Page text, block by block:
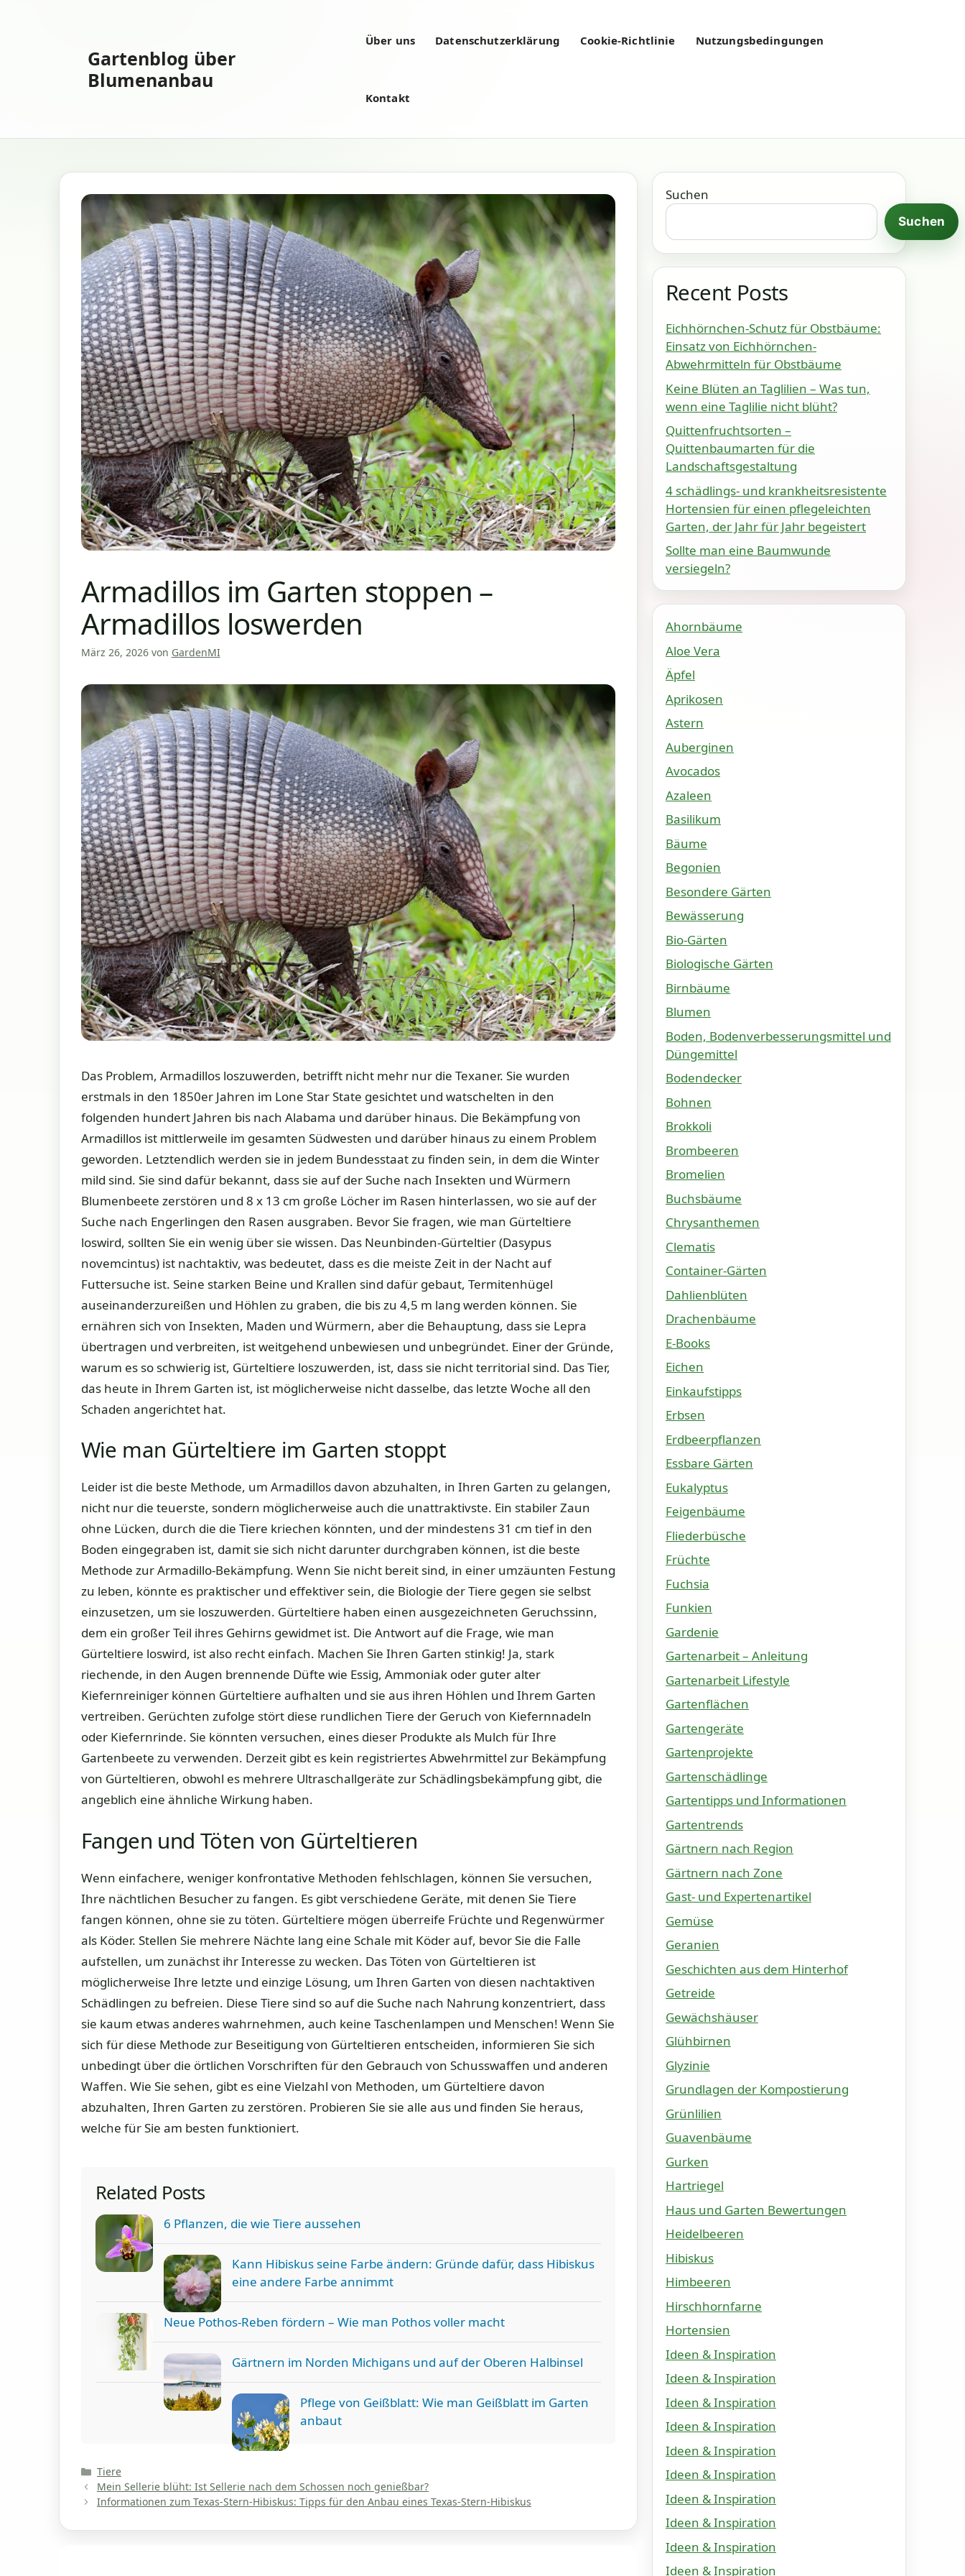
Gartenblog über
Blumenanbau
Über uns Datenschutzerklärung Cookie-Richtlinie Nutzungsbedingungen
Kontakt
Armadillos im Garten stoppen –
Armadillos loswerden
März 26, 2026 von GardenMI
Das Problem, Armadillos loszuwerden, betrifft nicht mehr nur die Texaner. Sie wurden
erstmals in den 1850er Jahren im Lone Star State gesichtet und watschelten in den
folgenden hundert Jahren bis nach Alabama und darüber hinaus. Die Bekämpfung von
Armadillos ist mittlerweile im gesamten Südwesten und darüber hinaus zu einem Problem
geworden. Letztendlich werden sie in jedem Bundesstaat zu finden sein, in dem die Winter
mild sind. Sie sind dafür bekannt, dass sie auf der Suche nach Insekten und Würmern
Blumenbeete zerstören und 8 x 13 cm große Löcher im Rasen hinterlassen, wo sie auf der
Suche nach Engerlingen den Rasen ausgraben. Bevor Sie fragen, wie man Gürteltiere
loswird, sollten Sie ein wenig über sie wissen. Das Neunbinden-Gürteltier (Dasypus
novemcintus) ist nachtaktiv, was bedeutet, dass es die meiste Zeit in der Nacht auf
Futtersuche ist. Seine starken Beine und Krallen sind dafür gebaut, Termitenhügel
auseinanderzureißen und Höhlen zu graben, die bis zu 4,5 m lang werden können. Sie
ernähren sich von Insekten, Maden und Würmern, aber die Behauptung, dass sie Lepra
übertragen und verbreiten, ist weitgehend unbewiesen und unbegründet. Einer der Gründe,
warum es so schwierig ist, Gürteltiere loszuwerden, ist, dass sie nicht territorial sind. Das Tier,
das heute in Ihrem Garten ist, ist möglicherweise nicht dasselbe, das letzte Woche all den
Schaden angerichtet hat.
Wie man Gürteltiere im Garten stoppt
Leider ist die beste Methode, um Armadillos davon abzuhalten, in Ihren Garten zu gelangen,
nicht nur die teuerste, sondern möglicherweise auch die unattraktivste. Ein stabiler Zaun
ohne Lücken, durch die die Tiere kriechen könnten, und der mindestens 31 cm tief in den
Boden eingegraben ist, damit sie sich nicht darunter durchgraben können, ist die beste
Methode zur Armadillo-Bekämpfung. Wenn Sie nicht bereit sind, in einer umzäunten Festung
zu leben, könnte es praktischer und effektiver sein, die Biologie der Tiere gegen sie selbst
einzusetzen, um sie loszuwerden. Gürteltiere haben einen ausgezeichneten Geruchssinn,
dem ein großer Teil ihres Gehirns gewidmet ist. Die Antwort auf die Frage, wie man
Gürteltiere loswird, ist also recht einfach. Machen Sie Ihren Garten stinkig! Ja, stark
riechende, in den Augen brennende Düfte wie Essig, Ammoniak oder guter alter
Kiefernreiniger können Gürteltiere aufhalten und sie aus ihren Höhlen und Ihrem Garten
vertreiben. Gerüchten zufolge stört diese rundlichen Tiere der Geruch von Kiefernnadeln
oder Kiefernrinde. Sie könnten versuchen, eines dieser Produkte als Mulch für Ihre
Gartenbeete zu verwenden. Derzeit gibt es kein registriertes Abwehrmittel zur Bekämpfung
von Gürteltieren, obwohl es mehrere Ultraschallgeräte zur Schädlingsbekämpfung gibt, die
angeblich eine ähnliche Wirkung haben.
Fangen und Töten von Gürteltieren
Wenn einfachere, weniger konfrontative Methoden fehlschlagen, können Sie versuchen,
Ihre nächtlichen Besucher zu fangen. Es gibt verschiedene Geräte, mit denen Sie Tiere
fangen können, ohne sie zu töten. Gürteltiere mögen überreife Früchte und Regenwürmer
als Köder. Stellen Sie mehrere Nächte lang eine Schale mit Köder auf, bevor Sie die Falle
aufstellen, um zunächst ihr Interesse zu wecken. Das Töten von Gürteltieren ist
möglicherweise Ihre letzte und einzige Lösung, um Ihren Garten von diesen nachtaktiven
Schädlingen zu befreien. Diese Tiere sind so auf die Suche nach Nahrung konzentriert, dass
sie kaum etwas anderes wahrnehmen, auch keine Taschenlampen und Menschen! Wenn Sie
sich für diese Methode zur Beseitigung von Gürteltieren entscheiden, informieren Sie sich
unbedingt über die örtlichen Vorschriften für den Gebrauch von Schusswaffen und anderen
Waffen. Wie Sie sehen, gibt es eine Vielzahl von Methoden, um Gürteltiere davon
abzuhalten, Ihren Garten zu zerstören. Probieren Sie sie alle aus und finden Sie heraus,
welche für Sie am besten funktioniert.
Related Posts
6 Pflanzen, die wie Tiere aussehen
Kann Hibiskus seine Farbe ändern: Gründe dafür, dass Hibiskus
eine andere Farbe annimmt
Neue Pothos-Reben fördern – Wie man Pothos voller macht
Gärtnern im Norden Michigans und auf der Oberen Halbinsel
Pflege von Geißblatt: Wie man Geißblatt im Garten
anbaut
Kategorien
Tiere
Mein Sellerie blüht: Ist Sellerie nach dem Schossen noch genießbar?
Informationen zum Texas-Stern-Hibiskus: Tipps für den Anbau eines Texas-Stern-Hibiskus
Suchen
Suchen
Recent Posts
Eichhörnchen-Schutz für Obstbäume:
Einsatz von Eichhörnchen-
Abwehrmitteln für Obstbäume
Keine Blüten an Taglilien – Was tun,
wenn eine Taglilie nicht blüht?
Quittenfruchtsorten –
Quittenbaumarten für die
Landschaftsgestaltung
4 schädlings- und krankheitsresistente
Hortensien für einen pflegeleichten
Garten, der Jahr für Jahr begeistert
Sollte man eine Baumwunde
versiegeln?
Ahornbäume
Aloe Vera
Äpfel
Aprikosen
Astern
Auberginen
Avocados
Azaleen
Basilikum
Bäume
Begonien
Besondere Gärten
Bewässerung
Bio-Gärten
Biologische Gärten
Birnbäume
Blumen
Boden, Bodenverbesserungsmittel und
Düngemittel
Bodendecker
Bohnen
Brokkoli
Brombeeren
Bromelien
Buchsbäume
Chrysanthemen
Clematis
Container-Gärten
Dahlienblüten
Drachenbäume
E-Books
Eichen
Einkaufstipps
Erbsen
Erdbeerpflanzen
Essbare Gärten
Eukalyptus
Feigenbäume
Fliederbüsche
Früchte
Fuchsia
Funkien
Gardenie
Gartenarbeit – Anleitung
Gartenarbeit Lifestyle
Gartenflächen
Gartengeräte
Gartenprojekte
Gartenschädlinge
Gartentipps und Informationen
Gartentrends
Gärtnern nach Region
Gärtnern nach Zone
Gast- und Expertenartikel
Gemüse
Geranien
Geschichten aus dem Hinterhof
Getreide
Gewächshäuser
Glühbirnen
Glyzinie
Grundlagen der Kompostierung
Grünlilien
Guavenbäume
Gurken
Hartriegel
Haus und Garten Bewertungen
Heidelbeeren
Hibiskus
Himbeeren
Hirschhornfarne
Hortensien
Ideen & Inspiration
Ideen & Inspiration
Ideen & Inspiration
Ideen & Inspiration
Ideen & Inspiration
Ideen & Inspiration
Ideen & Inspiration
Ideen & Inspiration
Ideen & Inspiration
Ideen & Inspiration